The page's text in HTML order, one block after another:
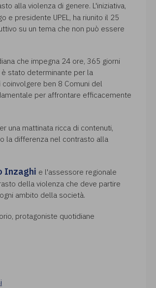
alla violenza di genere. L'iniziativa,
e presidente UPEL, ha riunito il 25
su un tema che non può essere
che impegna 24 ore, 365 giorni
stato determinante per la
ben 8 Comuni del
per affrontare efficacemente
una mattinata ricca di contenuti,
la differenza nel contrasto alla
Inzaghi e l'assessore regionale
della violenza che deve partire
ambito della società.
protagoniste quotidiane